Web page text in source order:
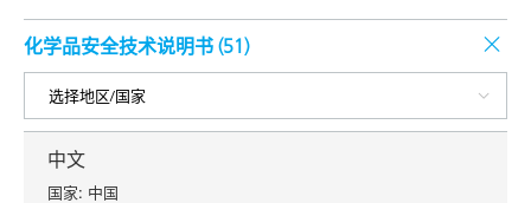
化学品安全技术说明书 (51)
中文
国家: 中国